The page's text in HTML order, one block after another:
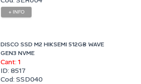
+ INFO
DISCO SSD M2 HIKSEMI 512GB WAVE
GEN3 NVME
Cant: 1
ID: 8517
Cod: SSD040